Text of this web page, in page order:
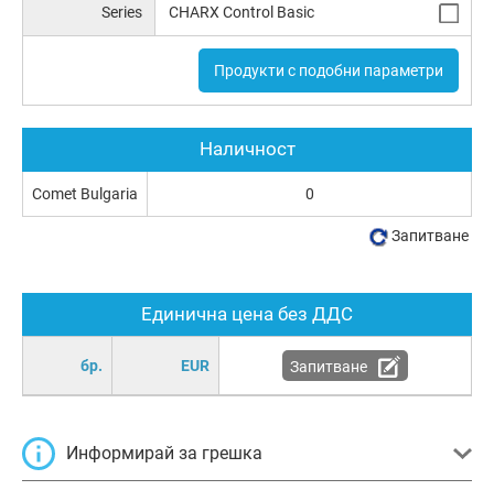
Series CHARX Control Basic
Продукти с подобни параметри
Единична цена без ДДС
бр. EUR Запитване
Информирай за грешка
Наличност
Comet Bulgaria 0
Запитване